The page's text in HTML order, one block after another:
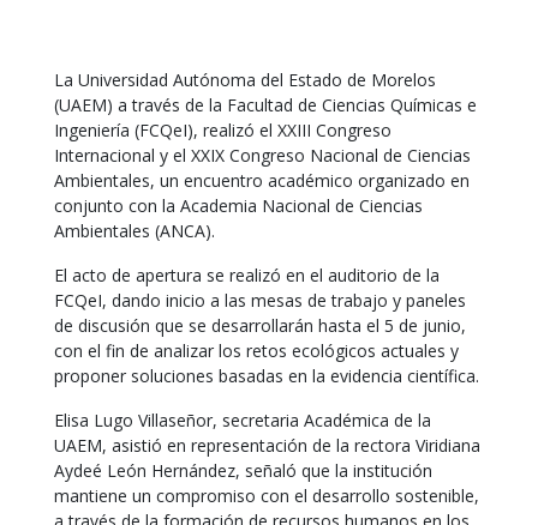
La Universidad Autónoma del Estado de Morelos
(UAEM) a través de la Facultad de Ciencias Químicas e
Ingeniería (FCQeI), realizó el XXIII Congreso
Internacional y el XXIX Congreso Nacional de Ciencias
Ambientales, un encuentro académico organizado en
conjunto con la Academia Nacional de Ciencias
Ambientales (ANCA).
El acto de apertura se realizó en el auditorio de la
FCQeI, dando inicio a las mesas de trabajo y paneles
de discusión que se desarrollarán hasta el 5 de junio,
con el fin de analizar los retos ecológicos actuales y
proponer soluciones basadas en la evidencia científica.
Elisa Lugo Villaseñor, secretaria Académica de la
UAEM, asistió en representación de la rectora Viridiana
Aydeé León Hernández, señaló que la institución
mantiene un compromiso con el desarrollo sostenible,